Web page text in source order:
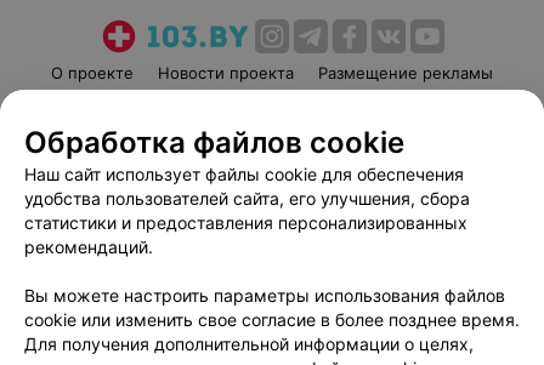
О проекте Новости проекта
Размещение рекламы
Пользовательское соглашение
Способы оплаты
Вакансии
Партнеры
Написать руководителю 103.by
Обработка персональных данных
Обработка файлов cookie
Наш сайт использует файлы cookie для обеспечения
удобства пользователей сайта, его улучшения, сбора
статистики и предоставления персонализированных
рекомендаций.
Вы можете настроить параметры использования файлов
cookie или изменить свое согласие в более позднее время.
Для получения дополнительной информации о целях,